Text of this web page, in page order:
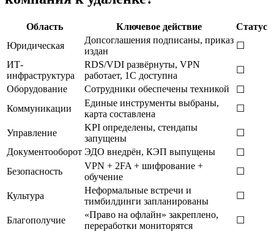
Область Ключевое действие
Статус
Юридическая
Допсоглашения подписаны, приказ
издан
☐
ИТ-
инфраструктура
RDS/VDI развёрнуты, VPN
работает, 1С доступна
☐
Оборудование
Сотрудники обеспечены техникой
☐
Коммуникации
Единые инструменты выбраны,
карта составлена
☐
Управление
KPI определены, стендапы
запущены
☐
Документооборот ЭДО внедрён, КЭП выпущены
☐
Безопасность
VPN + 2FA + шифрование +
обучение
☐
Культура
Неформальные встречи и
тимбилдинги запланированы
☐
Благополучие
«Право на офлайн» закреплено,
переработки мониторятся
☐